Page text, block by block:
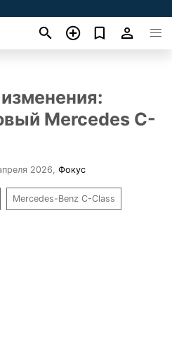
Mercedes C-
2026 Фокус
Mercedes-Benz C-Class